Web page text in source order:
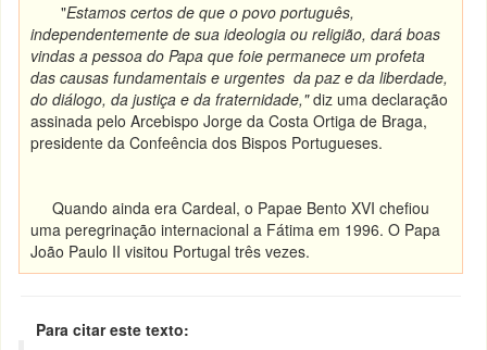
"Estamos certos de que o povo português,
independentemente de sua ideologia ou religião, dará boas
vindas a pessoa do Papa que foie permanece um profeta
das causas fundamentais e urgentes da paz e da liberdade,
do diálogo, da justiça e da fraternidade,"diz uma declaração
assinada pelo Arcebispo Jorge da Costa Ortiga de Braga,
presidente da Confeência dos Bispos Portugueses.
Quando ainda era Cardeal, o Papae Bento XVI chefiou
uma peregrinação internacional a Fátima em 1996. O Papa
João Paulo II visitou Portugal três vezes.
Para citar este texto: